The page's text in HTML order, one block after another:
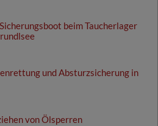
beim Taucherlager
und Absturzsicherung in
von Ölsperren